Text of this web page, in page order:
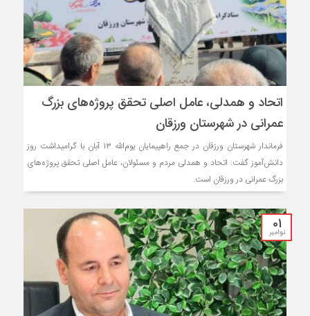
اتحاد و همدلی، عامل اصلی تحقق پروژه‌های بزرگ
عمرانی در شهرستان ورزقان
فرماندار شهرستان ورزقان در جمع راهپیمایان یوم‌الله ۱۳ آبان با گرامیداشت روز
دانش‌آموز گفت: اتحاد و همدلی مردم و مسئولان، عامل اصلی تحقق پروژه‌های
بزرگ عمرانی در ورزقان است.
01
نوامبر